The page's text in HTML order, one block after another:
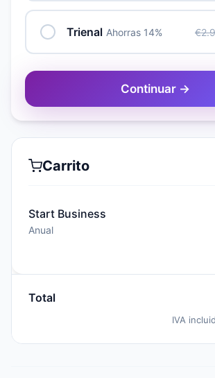
Trienal Ahorras 14%
Continuar →
Carrito
Start Business
Anual
Total
IVA